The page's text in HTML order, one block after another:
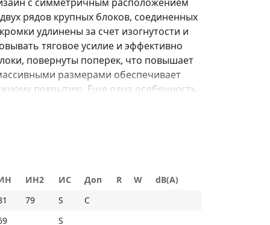
рядов крупных блоков, соединенных
удлинены за счет изогнутости и
тяговое усилие и эффективно
повернуты поперек, что повышает
размерами обеспечивает
покрытию. Еще одна особенность
не только увеличивает срок службы
большому объему
маневрировании обеспечивается
центрального ребра;
ИН2 ИС Доп R W dB(A)
79 S
C
S